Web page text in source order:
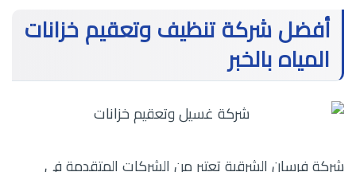
أفضل شركة تنظيف وتعقيم خزانات
المياه بالخبر
شركة فرسان الشرقية تعتبر من الشركات المتقدمة في